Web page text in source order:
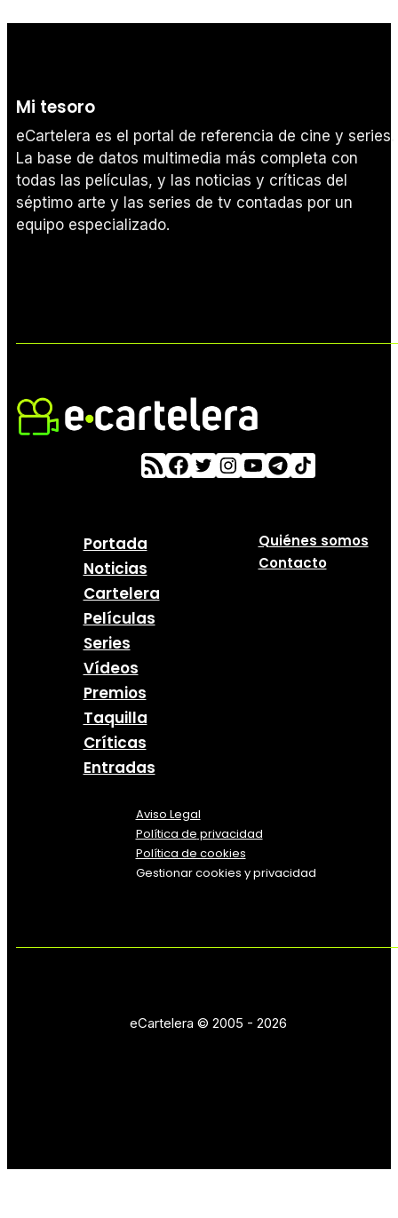
Mi tesoro
eCartelera es el portal de referencia de cine y series.
La base de datos multimedia más completa con
todas las películas, y las noticias y críticas del
séptimo arte y las series de tv contadas por un
equipo especializado.
Portada
Noticias
Cartelera
Películas
Series
Vídeos
Premios
Taquilla
Críticas
Entradas
Quiénes somos
Contacto
Aviso Legal
Política de privacidad
Política de cookies
Gestionar cookies y privacidad
eCartelera © 2005 - 2026